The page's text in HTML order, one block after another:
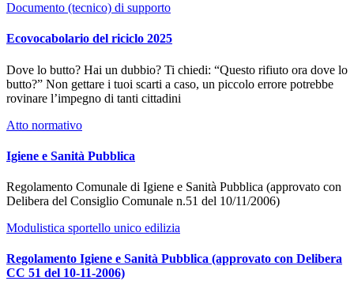
Documento (tecnico) di supporto
Ecovocabolario del riciclo 2025
Dove lo butto? Hai un dubbio? Ti chiedi: “Questo rifiuto ora dove lo
butto?” Non gettare i tuoi scarti a caso, un piccolo errore potrebbe
rovinare l’impegno di tanti cittadini
Atto normativo
Igiene e Sanità Pubblica
Regolamento Comunale di Igiene e Sanità Pubblica (approvato con
Delibera del Consiglio Comunale n.51 del 10/11/2006)
Modulistica sportello unico edilizia
Regolamento Igiene e Sanità Pubblica (approvato con Delibera
CC 51 del 10-11-2006)